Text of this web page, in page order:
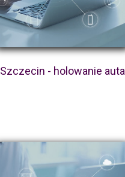
Szczecin - holowanie auta